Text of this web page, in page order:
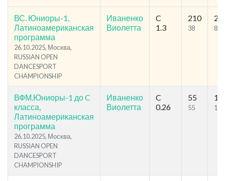
ВС. Юниоры-1,
Латиноамериканская
программа
26.10.2025, Москва,
RUSSIAN OPEN
DANCESPORT
CHAMPIONSHIP
Иваненко
Виолетта
C
1.3
210
38 83
ВФМ.Юниоры-1 до C
класса,
Латиноамериканская
программа
26.10.2025, Москва,
RUSSIAN OPEN
DANCESPORT
CHAMPIONSHIP
Иваненко
Виолетта
C
0.26
55
55 103